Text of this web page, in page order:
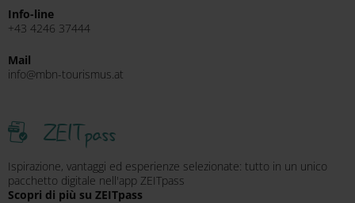
Info-line
+43 4246 37444
Mail
info@mbn-tourismus.at
ZEITpass
Ispirazione, vantaggi ed esperienze selezionate: tutto in un unico
pacchetto digitale nell'app ZEITpass
Scopri di più su ZEITpass